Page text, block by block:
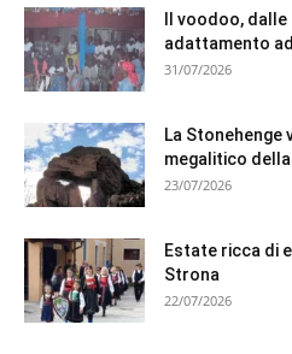
Il voodoo,
adattamento
31/07/2026
La Stonehenge
megalitico
23/07/2026
Estate ricca di
Strona
22/07/2026